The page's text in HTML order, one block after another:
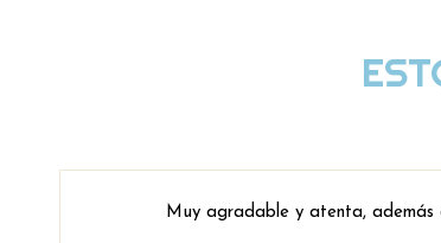
Muy agradable y atenta, además